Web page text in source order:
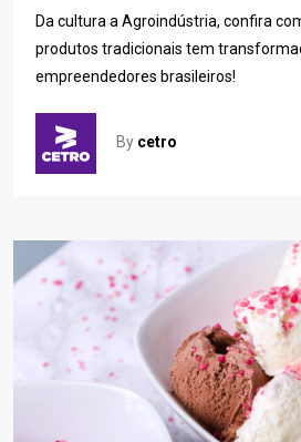
Da cultura a Agroindústria, confira
produtos tradicionais tem
empreendedores brasileiros!
By cetro